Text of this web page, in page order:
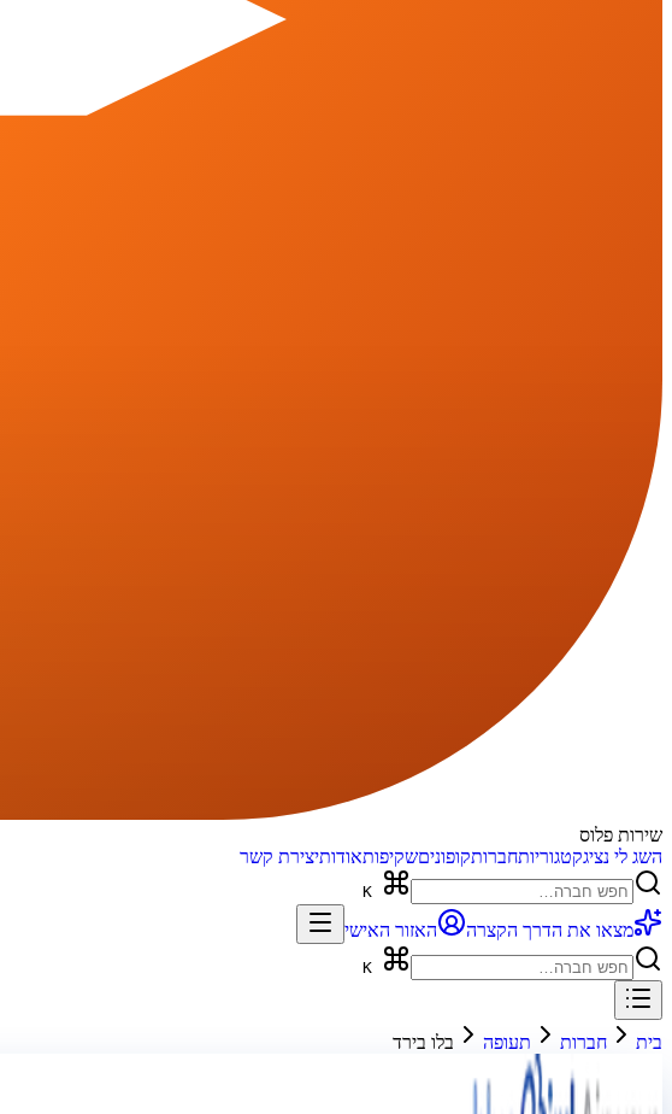
שירות פלוס
השג לי נציגקטגוריותחברותקופוניםשקיפותאודותיצירת קשר
מצאו את הדרך הקצרה האזור האישי
בית חברות תעופה בלו בירד